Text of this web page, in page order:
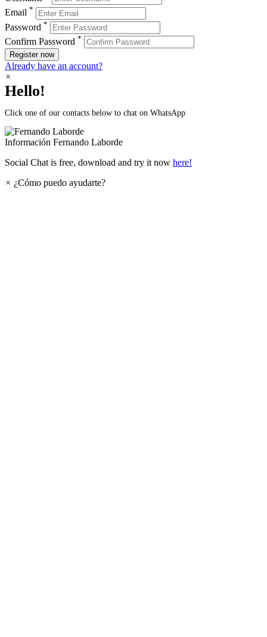
Email *
Password *
Confirm Password *
Register now
Already have an account?
×
Hello!
Click one of our contacts below to chat on WhatsApp
Información Fernando Laborde
Social Chat is free, download and try it now here!
× ¿Cómo puedo ayudarte?